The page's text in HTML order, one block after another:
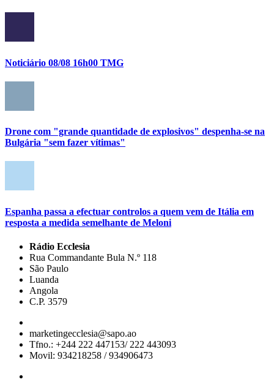
Noticiário 08/08 16h00 TMG
Drone com "grande quantidade de explosivos" despenha-se na
Bulgária "sem fazer vítimas"
Espanha passa a efectuar controlos a quem vem de Itália em
resposta a medida semelhante de Meloni
Rádio Ecclesia
Rua Commandante Bula N.º 118
São Paulo
Luanda
Angola
C.P. 3579
marketingecclesia@sapo.ao
Tfno.: +244 222 447153/ 222 443093
Movil: 934218258 / 934906473